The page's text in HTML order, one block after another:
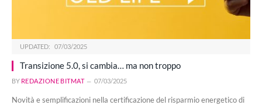
UPDATED: 07/03/2025
Transizione 5.0, si cambia… ma non troppo
BY REDAZIONE BITMAT 07/03/2025
Novità e semplificazioni nella certificazione del risparmio energetico di